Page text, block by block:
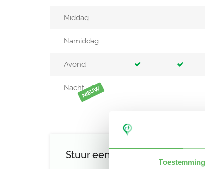
Toestemming
Middag
Namiddag
Avond
NachtNIEUW
Stuur een bericht aan Lynn